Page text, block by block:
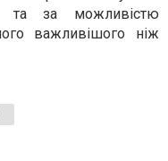
та за можливістю
важливішого ніж